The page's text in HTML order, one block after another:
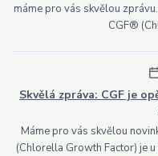
máme pro vás skvělou
CGF®
Skvělá zpráva: CGF je
Máme pro vás skvělou
(Chlorella Growth Factor) je